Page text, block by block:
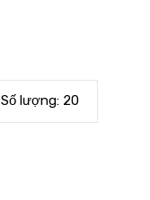
Số lượng: 20